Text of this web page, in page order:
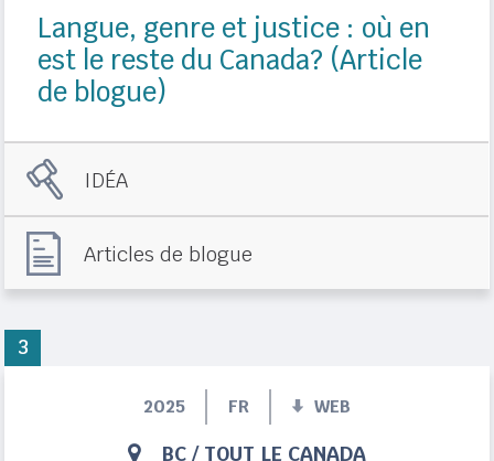
Langue, genre et justice : où en
est le reste du Canada? (Article
de blogue)
IDÉA
Articles de blogue
2025 FR WEB
BC / TOUT LE CANADA
3